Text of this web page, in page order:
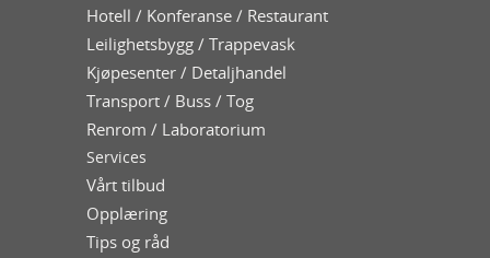
Hotell / Konferanse / Restaurant
Leilighetsbygg / Trappevask
Kjøpesenter / Detaljhandel
Transport / Buss / Tog
Renrom / Laboratorium
Services
Vårt tilbud
Opplæring
Tips og råd